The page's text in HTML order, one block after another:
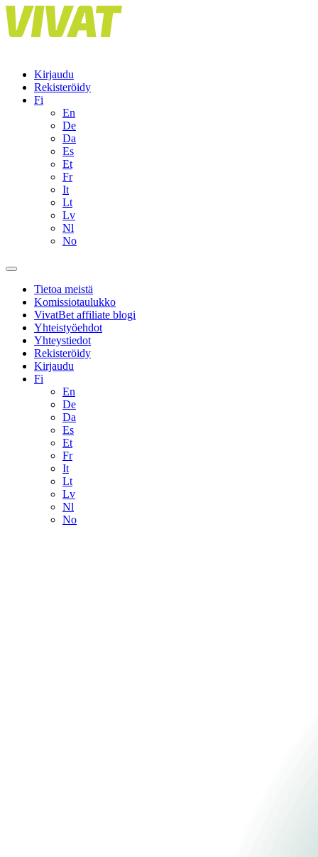
Skip
to
content
Kirjaudu
Rekisteröidy
Fi
En
De
Da
Es
Et
Fr
It
Lt
Lv
Nl
No
Tietoa meistä
Komissiotaulukko
VivatBet affiliate blogi
Yhteistyöehdot
Yhteystiedot
Rekisteröidy
Kirjaudu
Fi
En
De
Da
Es
Et
Fr
It
Lt
Lv
Nl
No